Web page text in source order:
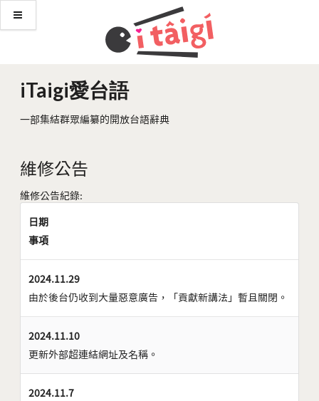
iTaigi愛台語
一部集結群眾編纂的開放台語辭典
維修公告
維修公告紀錄:
日期
事項
2024.11.29
由於後台仍收到大量惡意廣告，「貢獻新講法」暫且關閉。
2024.11.10
更新外部超連結網址及名稱。
2024.11.7